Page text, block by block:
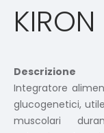
KIRON
Descrizione
Integratore
glucogenetici,
muscolari